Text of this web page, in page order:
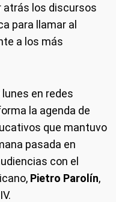
atrás los discursos
para llamar al
a los más
en redes
la agenda de
que mantuvo
pasada en
con el
Pietro Parolín,